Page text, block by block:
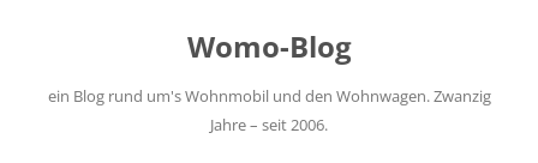
Womo-Blog
ein Blog rund um's Wohnmobil und den Wohnwagen. Zwanzig
Jahre – seit 2006.